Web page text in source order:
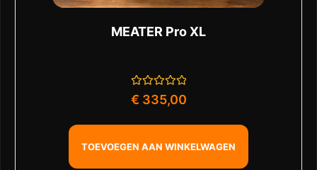
MEATER Pro XL
Gewaardeerd
0
5
€ 335,00
TOEVOEGEN AAN WINKELWAGEN